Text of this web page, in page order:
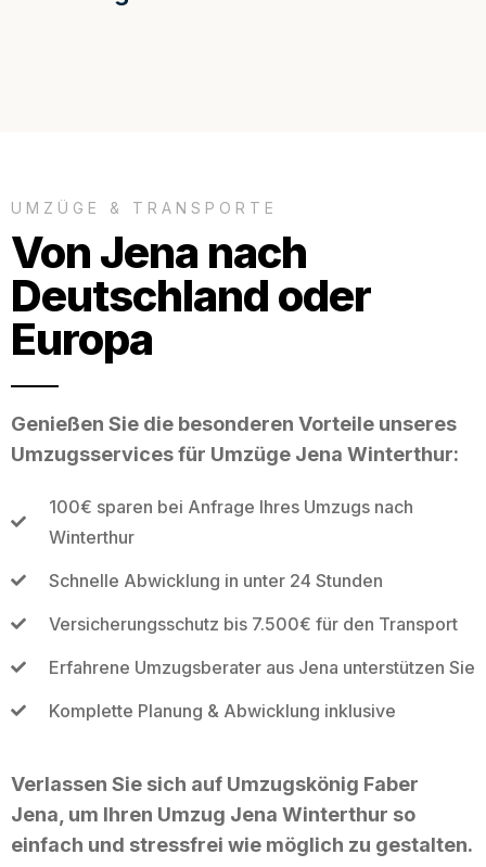
UMZÜGE & TRANSPORTE
Von Jena nach
Deutschland oder
Europa
Genießen Sie die besonderen Vorteile unseres
Umzugsservices für Umzüge Jena Winterthur:
100€ sparen bei Anfrage Ihres Umzugs nach
Winterthur
Schnelle Abwicklung in unter 24 Stunden
Versicherungsschutz bis 7.500€ für den Transport
Erfahrene Umzugsberater aus Jena unterstützen Sie
Komplette Planung & Abwicklung inklusive
Verlassen Sie sich auf Umzugskönig Faber
Jena, um Ihren Umzug Jena Winterthur so
einfach und stressfrei wie möglich zu gestalten.